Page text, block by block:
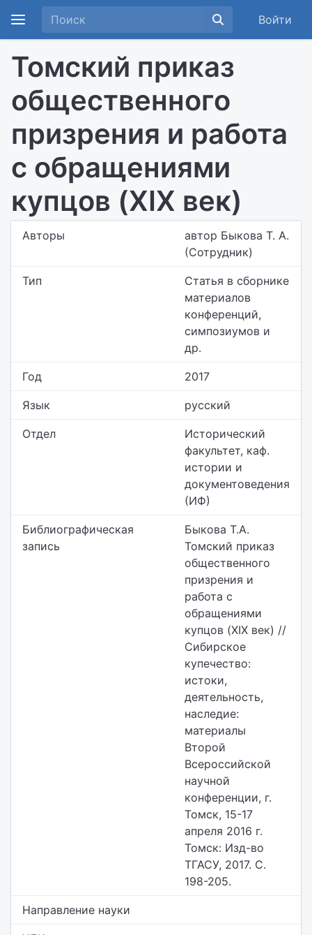
Войти
Томский приказ
общественного
призрения и работа
с обращениями
купцов (XIX век)
Авторы
автор Быкова Т. А.
(Сотрудник)
Тип
Статья в сборнике
материалов
конференций,
симпозиумов и
др.
Год 2017
Язык русский
Отдел
Исторический
факультет, каф.
истории и
документоведения
(ИФ)
Библиографическая
запись
Быкова Т.А.
Томский приказ
общественного
призрения и
работа с
обращениями
купцов (XIX век) //
Сибирское
купечество:
истоки,
деятельность,
наследие:
материалы
Второй
Всероссийской
научной
конферен­ции, г.
Томск, 15-17
апреля 2016 г.
Томск: Изд-во
ТГАСУ, 2017. С.
198-205.
Направление науки